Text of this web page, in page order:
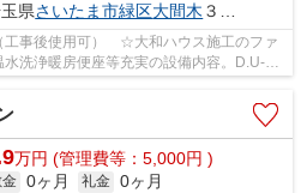
県さいたま市緑区大間木 ３丁目２８-８
工事後使用可） ☆大和ハウス施工のファ
水洗浄暖房便座等充実の設備内容。D.U-
万円 (管理費等：5,000円 )
0ヶ月 礼金 0ヶ月